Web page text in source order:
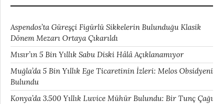
Aspendos’ta Güreşçi Figürlü Sikkelerin Bulunduğu Klasik
Dönem Mezarı Ortaya Çıkarıldı
Mısır’ın 5 Bin Yıllık Sabu Diski Hâlâ Açıklanamıyor
Muğla’da 5 Bin Yıllık Ege Ticaretinin İzleri: Melos Obsidyeni
Bulundu
Konya’da 3.500 Yıllık Luvice Mühür Bulundu: Bir Tunç Çağı